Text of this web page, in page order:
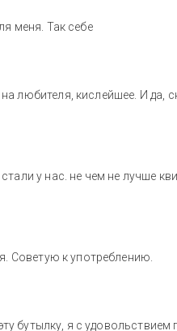
меня. Так себе
любителя, кислейшее. И да,
у нас. не чем не лучше
Советую к употреблению.
бутылку, я с